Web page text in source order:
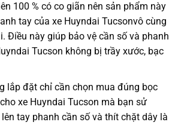
100 % có co giãn nên sản phẩm này
tay của xe Huyndai Tucsonvô cùng
Điều này giúp bảo vệ cần số và phanh
Tucson không bị trầy xước, bạc
lắp đặt chỉ cần chọn mua đúng bọc
xe Huyndai Tucson mà bạn sử
tay phanh cần số và thít chặt dây là